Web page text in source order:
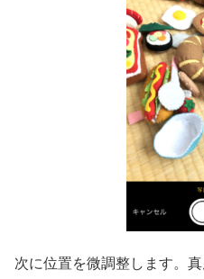
次に位置を微調整します。